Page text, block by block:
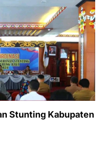
Stunting Kabupaten